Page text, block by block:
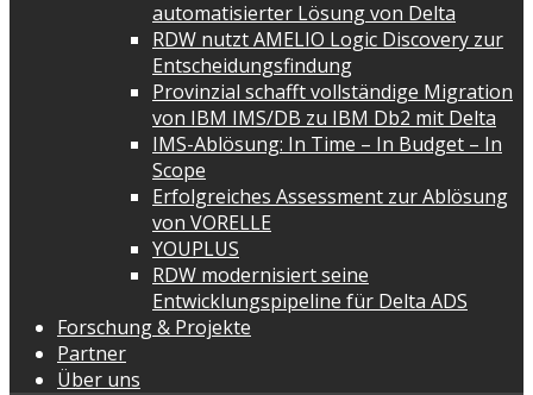
automatisierter Lösung von Delta
RDW nutzt AMELIO Logic Discovery zur
Entscheidungsfindung
Provinzial schafft vollständige Migration
von IBM IMS/DB zu IBM Db2 mit Delta
IMS-Ablösung: In Time – In Budget – In
Scope
Erfolgreiches Assessment zur Ablösung
von VORELLE
YOUPLUS
RDW modernisiert seine
Entwicklungspipeline für Delta ADS
Forschung & Projekte
Partner
Über uns